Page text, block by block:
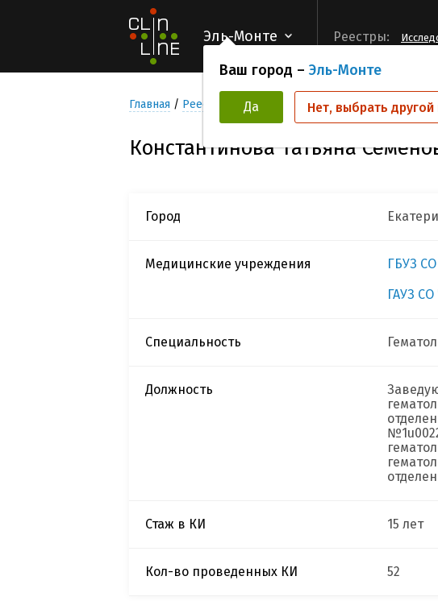
Эль-Монте
Ваш город – Эль-Монте
Да Нет, выбрать
Реестры:
Главная Реестр Исследователей Константинова
Константинова Татьяна
Город
Медицинские учреждения
ГБУЗ
ГАУЗ
Специальность
Должность
Стаж в КИ 15 лет
Кол-во проведенных КИ 52